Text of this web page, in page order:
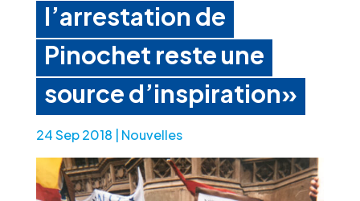
l’arrestation de
Pinochet reste une
source d’inspiration»
24 Sep 2018 Nouvelles